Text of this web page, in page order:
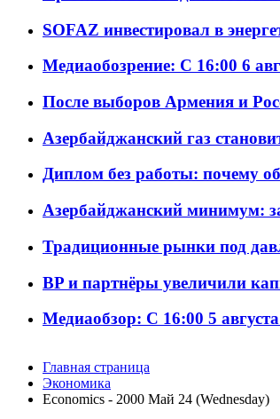
SOFAZ инвестировал в
Медиаобозрение: С 16:00 6
После выборов Армения и
Азербайджанский газ
Диплом без работы: почему
Азербайджанский минимум:
Традиционные рынки под
BP и партнёры увеличили
Медиаобзор: С 16:00 5
Главная страница
Экономика
Economics - 2000 Май 24 (Wednesday)